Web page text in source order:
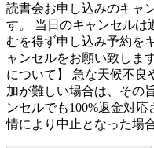
読書会お申し込みのキャ
す。 当日のキャンセルは
むを得ず申し込み予約を
ャンセルをお願い致しま
について】 急な天候不良
加が難しい場合は、その
ンセルでも100%返金対
情により中止となった場